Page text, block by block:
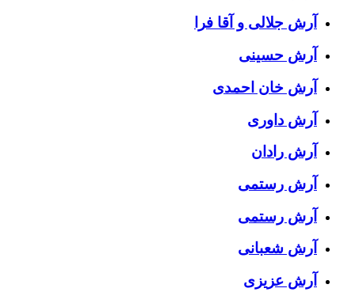
آرش جلالی و آقا فرا
آرش حسینی
آرش خان احمدی
آرش داوری
آرش رادان
آرش رستمى
آرش رستمی
آرش شعبانی
آرش عزیزی